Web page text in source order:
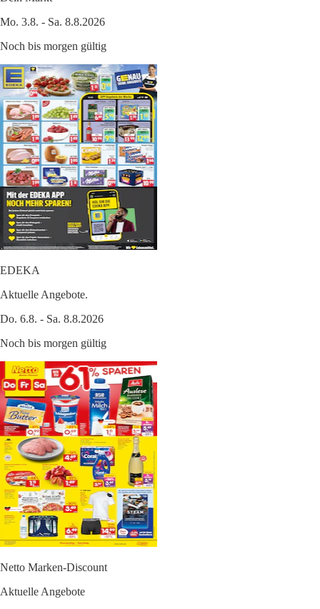
Mo. 3.8. - Sa. 8.8.2026
Noch bis morgen gültig
EDEKA
Aktuelle Angebote.
Do. 6.8. - Sa. 8.8.2026
Noch bis morgen gültig
Netto Marken-Discount
Aktuelle Angebote